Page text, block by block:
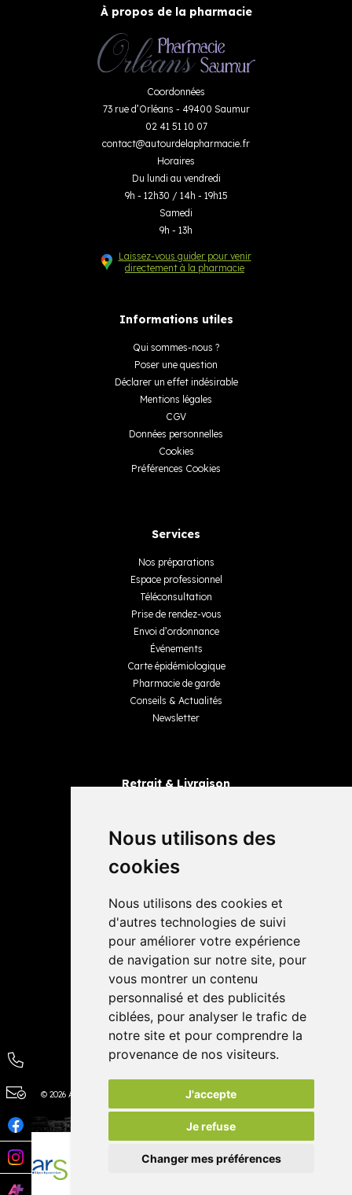
Nous utilisons des
cookies
Nous utilisons des cookies et
d'autres technologies de suivi
pour améliorer votre expérience
de navigation sur notre site, pour
vous montrer un contenu
personnalisé et des publicités
ciblées, pour analyser le trafic de
notre site et pour comprendre la
provenance de nos visiteurs.
J'accepte
Je refuse
Changer mes préférences
À propos de la pharmacie
Coordonnées
73 rue d’Orléans - 49400 Saumur
02 41 51 10 07
contact@autourdelapharmacie.fr
Horaires
Du lundi au vendredi
9h - 12h30 / 14h - 19h15
Samedi
9h - 13h
Laissez-vous guider pour venir
directement à la pharmacie
Informations utiles
Qui sommes-nous ?
Poser une question
Déclarer un effet indésirable
Mentions légales
CGV
Données personnelles
Cookies
Préférences Cookies
Services
Nos préparations
Espace professionnel
Téléconsultation
Prise de rendez-vous
Envoi d’ordonnance
Événements
Carte épidémiologique
Pharmacie de garde
Conseils & Actualités
Newsletter
Retrait & Livraison
Livraisons
4,4 / 5 65 avis
© 2026 Autour de la Pharmacie Tous droits réservés